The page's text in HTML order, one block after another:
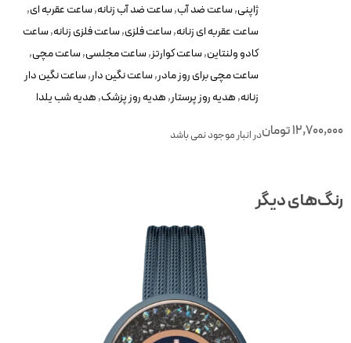
ژاپنی,ساعت ضد آب,ساعت ضد آب زنانه,ساعت عقربه ای,
ساعت عقربه ای زنانه,ساعت فلزی,ساعت فلزی زنانه,ساعت
کادو ولنتاین,ساعت کوارتز,ساعت مجلسی,ساعت مچی,
ساعت مچی برای روز مادر,ساعت نگین دار,ساعت نگین دار
زنانه,هدیه روز پرستار,هدیه روز پزشک,هدیه شب یلدا
توماندر انبار موجود نمی باشد
دیگر